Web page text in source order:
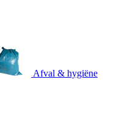
Afval & hygiëne